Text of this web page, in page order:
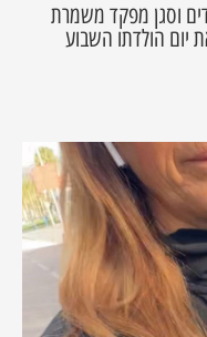
וסגן מפקד משמרת
הולדתו השבוע